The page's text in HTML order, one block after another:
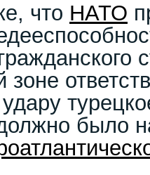
что НАТО
зоне
было